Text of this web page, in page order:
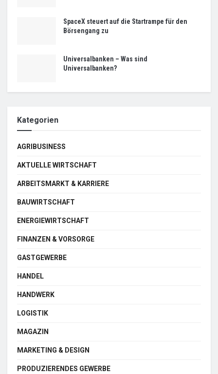
SpaceX steuert auf die Startrampe für den
Börsengang zu
Universalbanken – Was sind
Universalbanken?
Kategorien
AGRIBUSINESS
AKTUELLE WIRTSCHAFT
ARBEITSMARKT & KARRIERE
BAUWIRTSCHAFT
ENERGIEWIRTSCHAFT
FINANZEN & VORSORGE
GASTGEWERBE
HANDEL
HANDWERK
LOGISTIK
MAGAZIN
MARKETING & DESIGN
PRODUZIERENDES GEWERBE